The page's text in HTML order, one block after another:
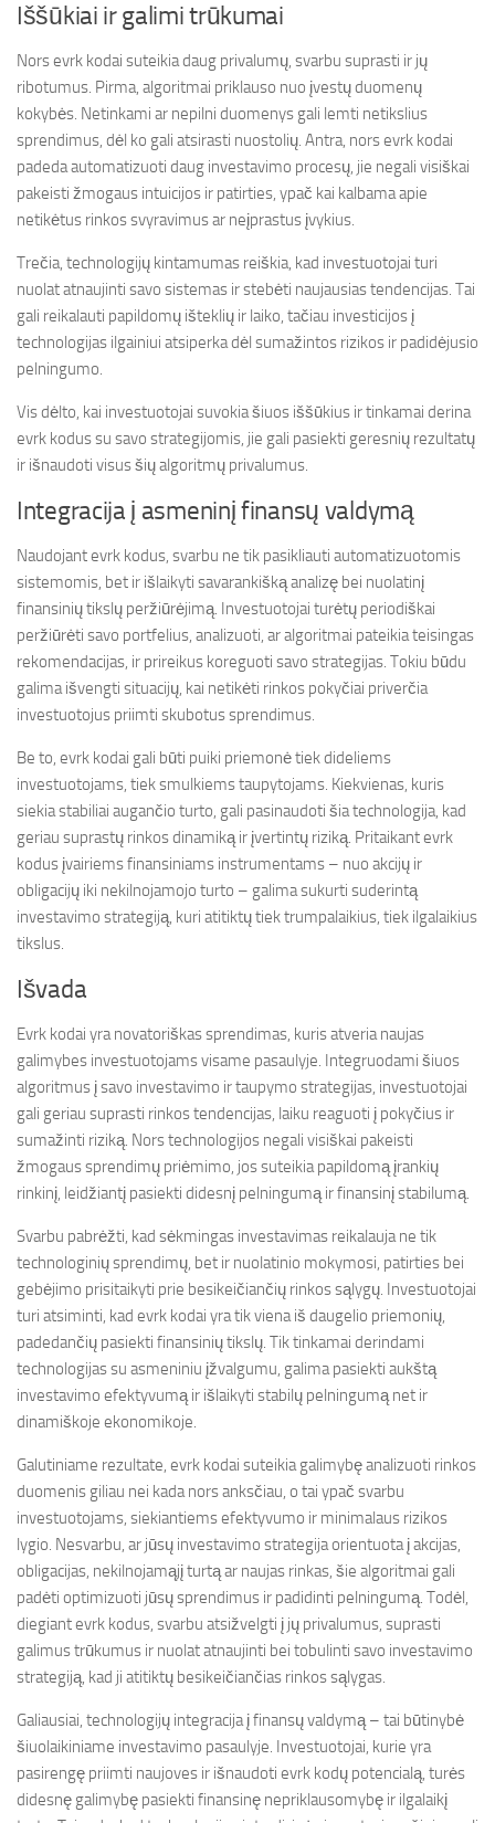
Iššūkiai ir galimi trūkumai
Nors evrk kodai suteikia daug privalumų, svarbu suprasti ir jų
ribotumus. Pirma, algoritmai priklauso nuo įvestų duomenų
kokybės. Netinkami ar nepilni duomenys gali lemti netikslius
sprendimus, dėl ko gali atsirasti nuostolių. Antra, nors evrk kodai
padeda automatizuoti daug investavimo procesų, jie negali visiškai
pakeisti žmogaus intuicijos ir patirties, ypač kai kalbama apie
netikėtus rinkos svyravimus ar neįprastus įvykius.
Trečia, technologijų kintamumas reiškia, kad investuotojai turi
nuolat atnaujinti savo sistemas ir stebėti naujausias tendencijas. Tai
gali reikalauti papildomų išteklių ir laiko, tačiau investicijos į
technologijas ilgainiui atsiperka dėl sumažintos rizikos ir padidėjusio
pelningumo.
Vis dėlto, kai investuotojai suvokia šiuos iššūkius ir tinkamai derina
evrk kodus su savo strategijomis, jie gali pasiekti geresnių rezultatų
ir išnaudoti visus šių algoritmų privalumus.
Integracija į asmeninį finansų valdymą
Naudojant evrk kodus, svarbu ne tik pasikliauti automatizuotomis
sistemomis, bet ir išlaikyti savarankišką analizę bei nuolatinį
finansinių tikslų peržiūrėjimą. Investuotojai turėtų periodiškai
peržiūrėti savo portfelius, analizuoti, ar algoritmai pateikia teisingas
rekomendacijas, ir prireikus koreguoti savo strategijas. Tokiu būdu
galima išvengti situacijų, kai netikėti rinkos pokyčiai priverčia
investuotojus priimti skubotus sprendimus.
Be to, evrk kodai gali būti puiki priemonė tiek dideliems
investuotojams, tiek smulkiems taupytojams. Kiekvienas, kuris
siekia stabiliai augančio turto, gali pasinaudoti šia technologija, kad
geriau suprastų rinkos dinamiką ir įvertintų riziką. Pritaikant evrk
kodus įvairiems finansiniams instrumentams – nuo akcijų ir
obligacijų iki nekilnojamojo turto – galima sukurti suderintą
investavimo strategiją, kuri atitiktų tiek trumpalaikius, tiek ilgalaikius
tikslus.
Išvada
Evrk kodai yra novatoriškas sprendimas, kuris atveria naujas
galimybes investuotojams visame pasaulyje. Integruodami šiuos
algoritmus į savo investavimo ir taupymo strategijas, investuotojai
gali geriau suprasti rinkos tendencijas, laiku reaguoti į pokyčius ir
sumažinti riziką. Nors technologijos negali visiškai pakeisti
žmogaus sprendimų priėmimo, jos suteikia papildomą įrankių
rinkinį, leidžiantį pasiekti didesnį pelningumą ir finansinį stabilumą.
Svarbu pabrėžti, kad sėkmingas investavimas reikalauja ne tik
technologinių sprendimų, bet ir nuolatinio mokymosi, patirties bei
gebėjimo prisitaikyti prie besikeičiančių rinkos sąlygų. Investuotojai
turi atsiminti, kad evrk kodai yra tik viena iš daugelio priemonių,
padedančių pasiekti finansinių tikslų. Tik tinkamai derindami
technologijas su asmeniniu įžvalgumu, galima pasiekti aukštą
investavimo efektyvumą ir išlaikyti stabilų pelningumą net ir
dinamiškoje ekonomikoje.
Galutiniame rezultate, evrk kodai suteikia galimybę analizuoti rinkos
duomenis giliau nei kada nors anksčiau, o tai ypač svarbu
investuotojams, siekiantiems efektyvumo ir minimalaus rizikos
lygio. Nesvarbu, ar jūsų investavimo strategija orientuota į akcijas,
obligacijas, nekilnojamąjį turtą ar naujas rinkas, šie algoritmai gali
padėti optimizuoti jūsų sprendimus ir padidinti pelningumą. Todėl,
diegiant evrk kodus, svarbu atsižvelgti į jų privalumus, suprasti
galimus trūkumus ir nuolat atnaujinti bei tobulinti savo investavimo
strategiją, kad ji atitiktų besikeičiančias rinkos sąlygas.
Galiausiai, technologijų integracija į finansų valdymą – tai būtinybė
šiuolaikiniame investavimo pasaulyje. Investuotojai, kurie yra
pasirengę priimti naujoves ir išnaudoti evrk kodų potencialą, turės
didesnę galimybę pasiekti finansinę nepriklausomybę ir ilgalaikį